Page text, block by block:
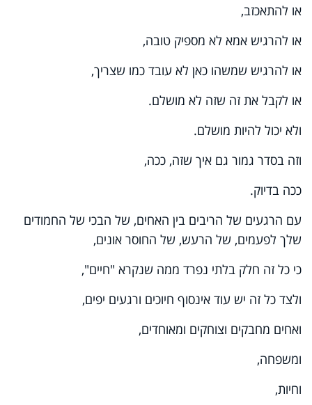
או להתאכזב,
או להרגיש אמא לא מספיק טובה,
או להרגיש שמשהו כאן לא עובד כמו שצריך,
או לקבל את זה שזה לא מושלם.
ולא יכול להיות מושלם.
וזה בסדר גמור גם איך שזה, ככה,
ככה בדיוק.
עם הרגעים של הריבים בין האחים, של הבכי של החמודים
שלך לפעמים, של הרעש, של החוסר אונים,
כי כל זה חלק בלתי נפרד ממה שנקרא "חיים",
ולצד כל זה יש עוד אינסוף חיוכים ורגעים יפים,
ואחים מחבקים וצוחקים ומאוחדים,
ומשפחה,
וחיות,